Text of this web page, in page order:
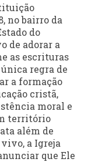
no bairro da
do
de adorar a
as escrituras
regra de
a formação
cristã,
moral e
território
além de
a Igreja
que Ele